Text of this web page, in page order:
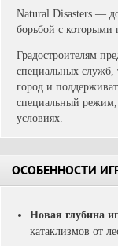
Natural Disasters —
борьбой с которыми
Градостроителям
специальных служб,
город и
специальный
условиях.
ОСОБЕННОСТИ
Новая глубина
катаклизмов от